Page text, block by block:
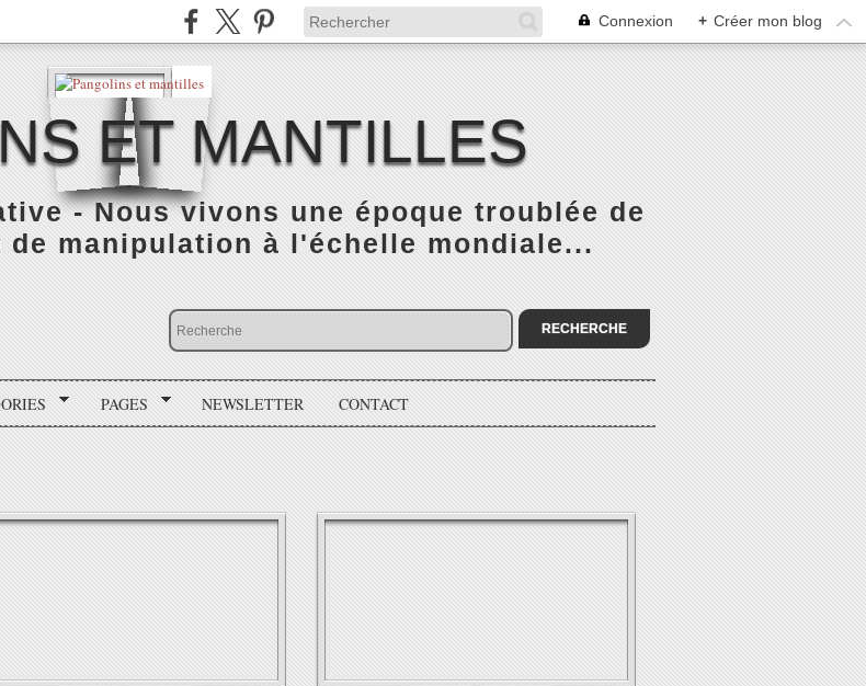
Connexion + Créer mon blog
ET MANTILLES
- Nous vivons une époque troublée de
manipulation à l'échelle mondiale...
PAGES NEWSLETTER CONTACT